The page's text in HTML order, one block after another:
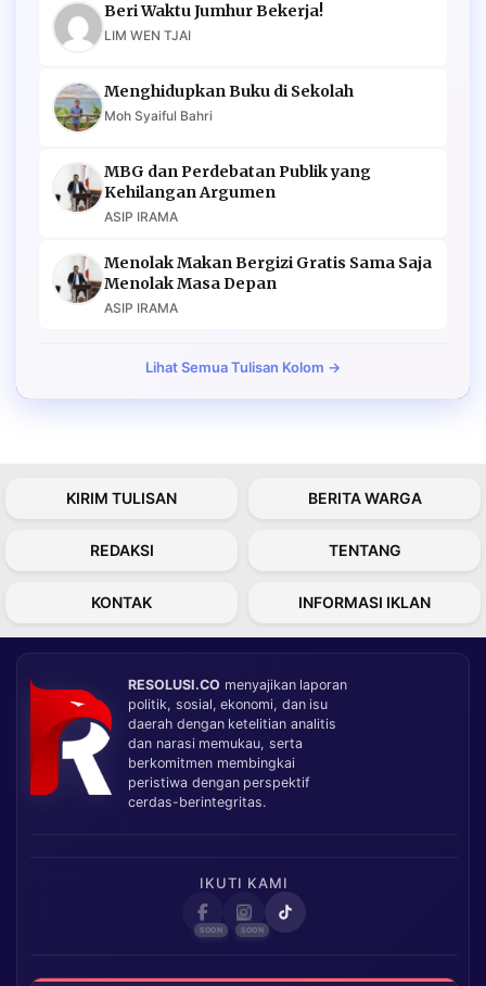
Beri Waktu Jumhur Bekerja!
LIM WEN TJAI
Menghidupkan Buku di Sekolah
Moh Syaiful Bahri
MBG dan Perdebatan Publik yang
Kehilangan Argumen
ASIP IRAMA
Menolak Makan Bergizi Gratis Sama Saja
Menolak Masa Depan
ASIP IRAMA
Lihat Semua Tulisan Kolom →
KIRIM TULISAN BERITA WARGA
REDAKSI TENTANG
KONTAK INFORMASI IKLAN
RESOLUSI.CO menyajikan laporan
politik, sosial, ekonomi, dan isu
daerah dengan ketelitian analitis
dan narasi memukau, serta
berkomitmen membingkai
peristiwa dengan perspektif
cerdas-berintegritas.
IKUTI KAMI